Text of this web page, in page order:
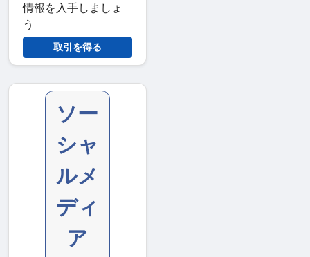
情報を入手しましょ
う
取引を得る
ソー
シャ
ルメ
ディ
ア